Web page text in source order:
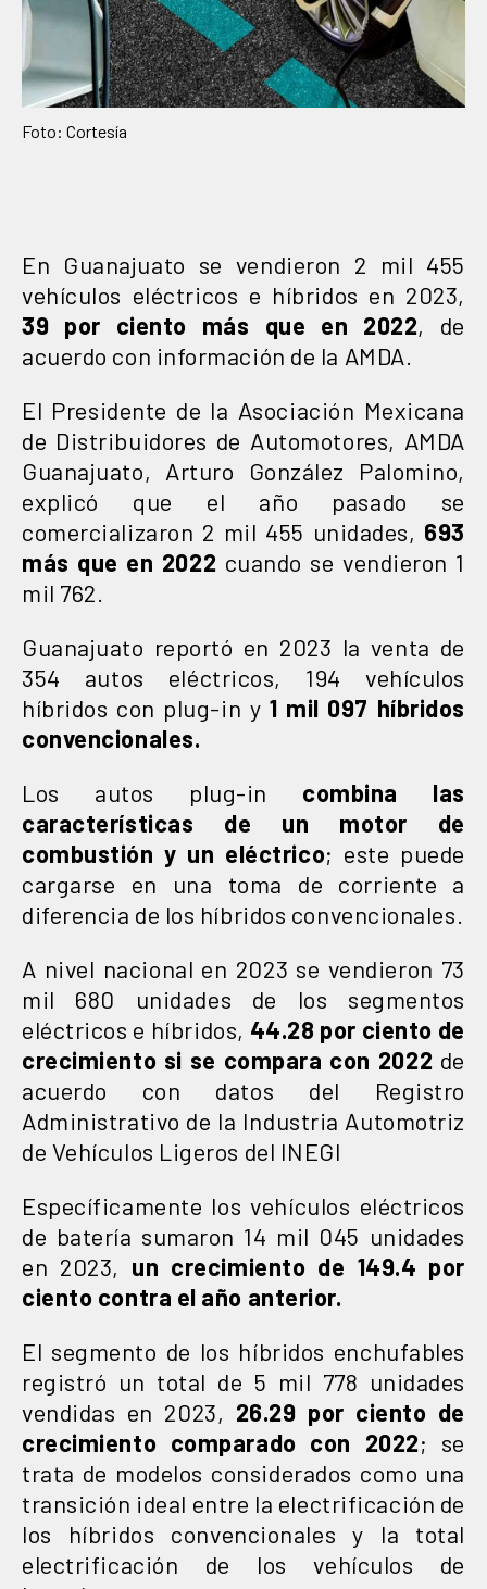
Foto: Cortesía
En Guanajuato se vendieron 2 mil 455
vehículos eléctricos e híbridos en 2023,
39 por ciento más que en 2022, de
acuerdo con información de la AMDA.
El Presidente de la Asociación Mexicana
de Distribuidores de Automotores, AMDA
Guanajuato, Arturo González Palomino,
explicó que el año pasado se
comercializaron 2 mil 455 unidades, 693
más que en 2022 cuando se vendieron 1
mil 762.
Guanajuato reportó en 2023 la venta de
354 autos eléctricos, 194 vehículos
híbridos con plug-in y 1 mil 097 híbridos
convencionales.
Los autos plug-in combina las
características de un motor de
combustión y un eléctrico; este puede
cargarse en una toma de corriente a
diferencia de los híbridos convencionales.
A nivel nacional en 2023 se vendieron 73
mil 680 unidades de los segmentos
eléctricos e híbridos, 44.28 por ciento de
crecimiento si se compara con 2022 de
acuerdo con datos del Registro
Administrativo de la Industria Automotriz
de Vehículos Ligeros del INEGI
Específicamente los vehículos eléctricos
de batería sumaron 14 mil 045 unidades
en 2023, un crecimiento de 149.4 por
ciento contra el año anterior.
El segmento de los híbridos enchufables
registró un total de 5 mil 778 unidades
vendidas en 2023, 26.29 por ciento de
crecimiento comparado con 2022; se
trata de modelos considerados como una
transición ideal entre la electrificación de
los híbridos convencionales y la total
electrificación de los vehículos de